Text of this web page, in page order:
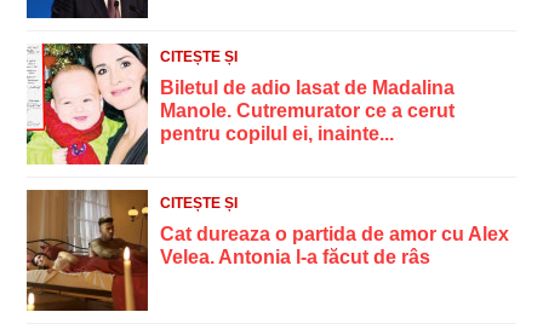
CITEȘTE ȘI
Biletul de adio lasat de Madalina
Manole. Cutremurator ce a cerut
pentru copilul ei, inainte...
CITEȘTE ȘI
Cat dureaza o partida de amor cu Alex
Velea. Antonia l-a făcut de râs